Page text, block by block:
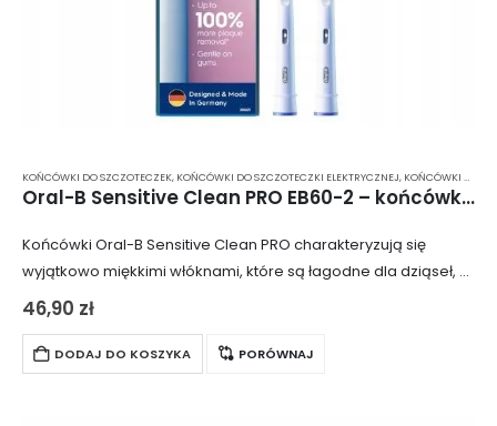
KOŃCÓWKI DO SZCZOTECZEK, KOŃCÓWKI DO SZCZOTECZKI ELEKTRYCZNEJ, KOŃCÓWKI DO SZCZOTECZKI ELEKTRYCZNEJ BRAUN
Oral-B Sensitive Clean PRO EB60-2 – końcówki do szczoteczki elektrycznej 2 szt.
Końcówki Oral-B Sensitive Clean PRO charakteryzują się
wyjątkowo miękkimi włóknami, które są łagodne dla dziąseł, a
jednocześnie skutecznie eliminują płytkę nazębną. Posiadają
wskaźnik zużycia, który zmienia kolor z zielonego na…
46,90 zł
DODAJ DO KOSZYKA PORÓWNAJ